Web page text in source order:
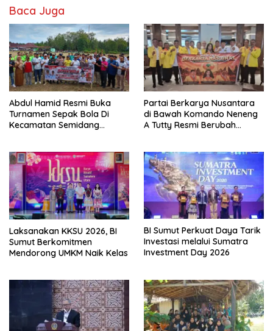
Baca Juga
Abdul Hamid Resmi Buka
Turnamen Sepak Bola Di
Kecamatan Semidang
Tahun 2026
Partai Berkarya Nusantara
di Bawah Komando Neneng
A Tutty Resmi Berubah
Laksanakan KKSU 2026, BI
Sumut Berkomitmen
Mendorong UMKM Naik Kelas
BI Sumut Perkuat Daya Tarik
Investasi melalui Sumatra
Investment Day 2026